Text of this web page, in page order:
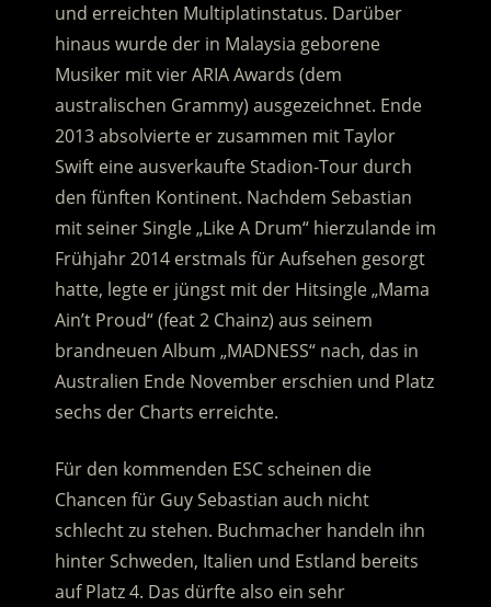
und erreichten Multiplatinstatus. Darüber
hinaus wurde der in Malaysia geborene
Musiker mit vier ARIA Awards (dem
australischen Grammy) ausgezeichnet. Ende
2013 absolvierte er zusammen mit Taylor
Swift eine ausverkaufte Stadion-Tour durch
den fünften Kontinent. Nachdem Sebastian
mit seiner Single „Like A Drum“ hierzulande im
Frühjahr 2014 erstmals für Aufsehen gesorgt
hatte, legte er jüngst mit der Hitsingle „Mama
Ain’t Proud“ (feat 2 Chainz) aus seinem
brandneuen Album „MADNESS“ nach, das in
Australien Ende November erschien und Platz
sechs der Charts erreichte.
Für den kommenden ESC scheinen die
Chancen für Guy Sebastian auch nicht
schlecht zu stehen. Buchmacher handeln ihn
hinter Schweden, Italien und Estland bereits
auf Platz 4. Das dürfte also ein sehr